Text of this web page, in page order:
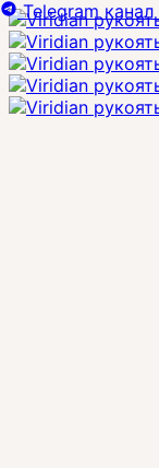
Telegram канал